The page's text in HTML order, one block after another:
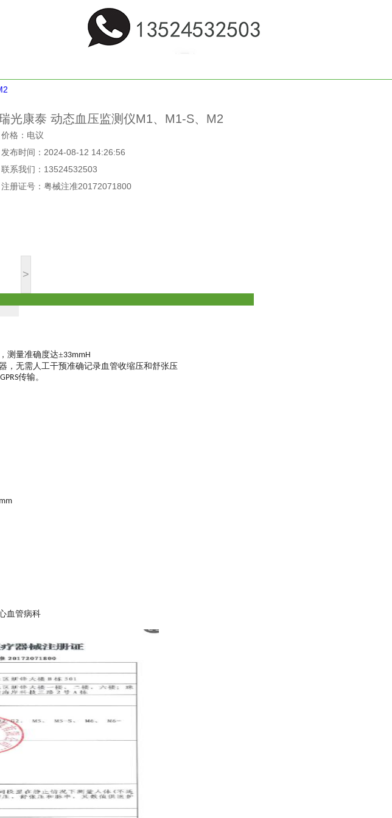
>
光康泰 动态血压监测仪M1、M1-S、M2
价格：电议
发布时间：2024-08-12 14:26:56
联系我们：13524532503
注册证号：粤械注准20172071800
测量准确度达±33mmH
，无需人工干预准确记录血管收缩压和舒张压
GPRS传输。
血管病科